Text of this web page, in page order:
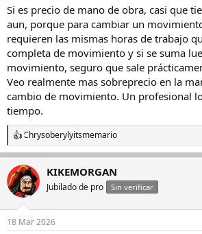
Vamos a ver...
Es más barato cambiar el movimiento que el
TODOS los movimientos? Como va a ser
de los movimientos es demasiado bueno
servicio completo entonces? Que ventaja
movimiento nuevo?
Los cuarzos y los simples coincide el precio
que valen sueltos, pero es que en los
poco más, me imaginaba minimo 3 o 4 veces
Esta aclaración me aclara menos aún
"COMPONENTS: The components requested
charged additionnally ( Partial service/ and
only full service will include with the labor the
gaskets, crown, hands, bottom case screws"
Si es precio de mano de obra, casi que
aun, porque para cambiar un
requieren las mismas horas de trabajo
completa de movimiento y si se suma
movimiento, seguro que sale
Veo realmente mas sobreprecio en la
cambio de movimiento. Un profesional
tiempo.
R
e
a
c
c
i
n
e
Chrysoberylyitsmemario
KIKEMORGAN
Jubilado de pro Sin verificar
18 Mar 2026